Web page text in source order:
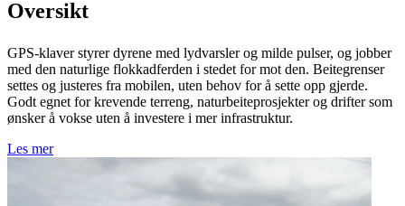
Oversikt
GPS-klaver styrer dyrene med lydvarsler og milde pulser, og jobber
med den naturlige flokkadferden i stedet for mot den. Beitegrenser
settes og justeres fra mobilen, uten behov for å sette opp gjerde.
Godt egnet for krevende terreng, naturbeiteprosjekter og drifter som
ønsker å vokse uten å investere i mer infrastruktur.
Les mer